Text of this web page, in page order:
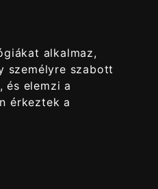
alkalmaz,
személyre szabott
elemzi a
érkeztek a